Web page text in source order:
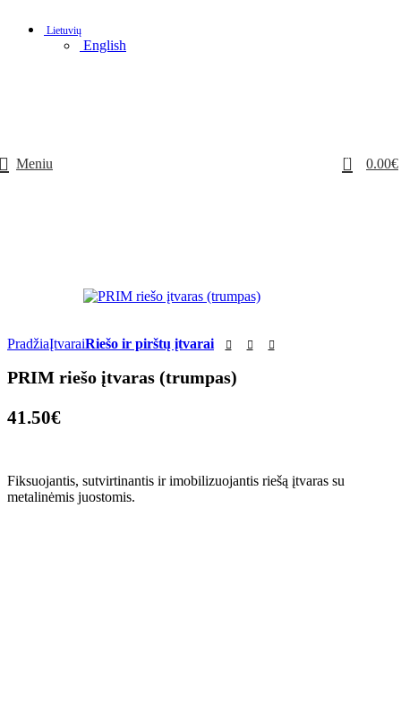
Lietuvių
English
Meniu 0 0.00€
PradžiaĮtvaraiRiešo ir pirštų įtvarai
PRIM riešo įtvaras (trumpas)
41.50€
Fiksuojantis, sutvirtinantis ir imobilizuojantis riešą įtvaras su
metalinėmis juostomis.